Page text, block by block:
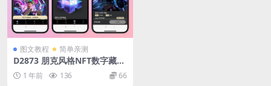
图文教程 简单亲测
D2873 朋克风格NFT数字藏品
源码二开视频藏品展示带unia
pp 1 年前 136 66